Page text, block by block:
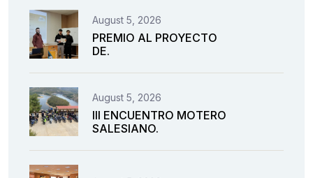
August 5, 2026
PREMIO AL PROYECTO
DE.
August 5, 2026
III ENCUENTRO MOTERO
SALESIANO.